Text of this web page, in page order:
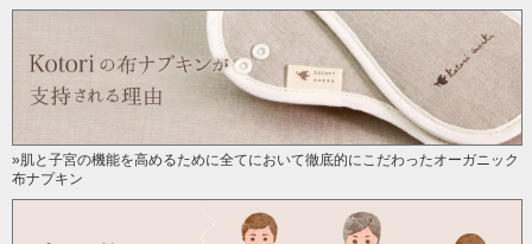
今までは綿しか使ったことがなく、
3人目で初めてウールの肌着を買いましたが、かなり良いで
す!
»肌と子宮の機能を高めるために全てにおいて徹底的にこだわったオーガニック
布ナプキン